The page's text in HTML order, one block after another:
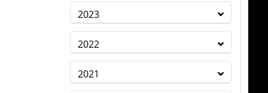
2023
2022
2021